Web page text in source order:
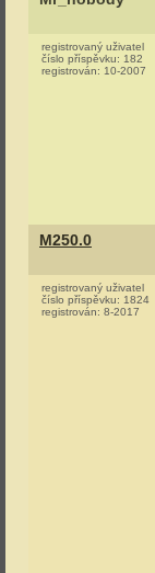
registrovaný uživatel
číslo příspěvku: 182
registrován: 10-2007
M250.0
registrovaný uživatel
číslo příspěvku: 1824
registrován: 8-2017